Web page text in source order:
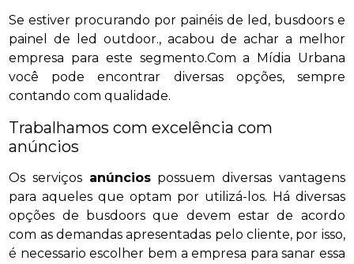
Se estiver procurando por painéis de led, busdoors e
painel de led outdoor., acabou de achar a melhor
empresa para este segmento.Com a Mídia Urbana
você pode encontrar diversas opções, sempre
contando com qualidade.
Trabalhamos com excelência com
anúncios
Os serviços anúnciospossuem diversas vantagens
para aqueles que optam por utilizá-los. Há diversas
opções de busdoors que devem estar de acordo
com as demandas apresentadas pelo cliente, por isso,
é necessario escolher bem a empresa para sanar essa